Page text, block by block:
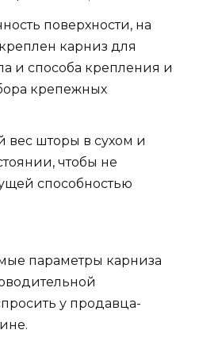
поверхности, на
карниз для
и способа крепления и
крепежных
вес шторы в сухом и
чтобы не
способностью
параметры карниза
у продавца-